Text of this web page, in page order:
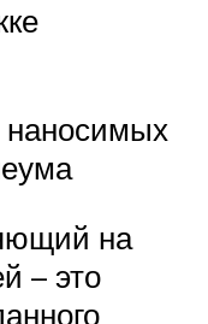
наносимых
на
– это